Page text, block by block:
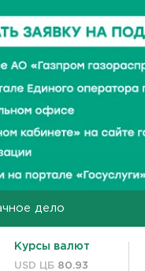
дело
Курсы валют
USD ЦБ 80.93